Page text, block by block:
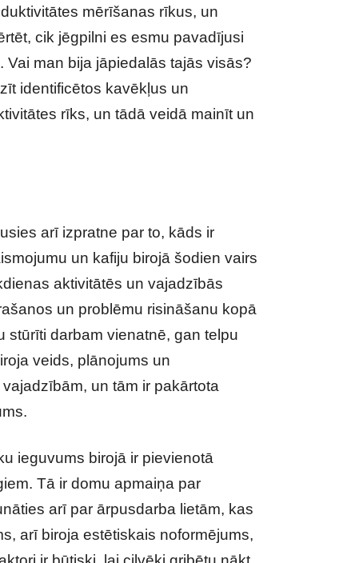
mērīšanas rīkus, un
cik jēgpilni es esmu pavadījusi
man bija jāpiedalās tajās visās?
identificētos kavēkļus un
rīks, un tādā veidā mainīt un
arī izpratne par to, kāds ir
un kafiju birojā šodien vairs
aktivitātēs un vajadzībās
un problēmu risināšanu kopā
stūrīti darbam vienatnē, gan telpu
veids, plānojums un
un tām ir pakārtota
ieguvums birojā ir pievienotā
Tā ir domu apmaiņa par
arī par ārpusdarba lietām, kas
arī biroja estētiskais noformējums,